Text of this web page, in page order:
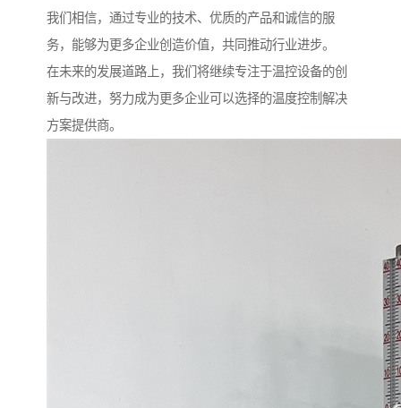
我们相信，通过专业的技术、优质的产品和诚信的服
务，能够为更多企业创造价值，共同推动行业进步。
在未来的发展道路上，我们将继续专注于温控设备的创
新与改进，努力成为更多企业可以选择的温度控制解决
方案提供商。